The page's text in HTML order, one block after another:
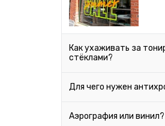
Прозрачный
Chery
Chrysler
Citroen
Daewoo
Как ухаживать за
стёклами?
Для чего нужен
Аэрография или винил?